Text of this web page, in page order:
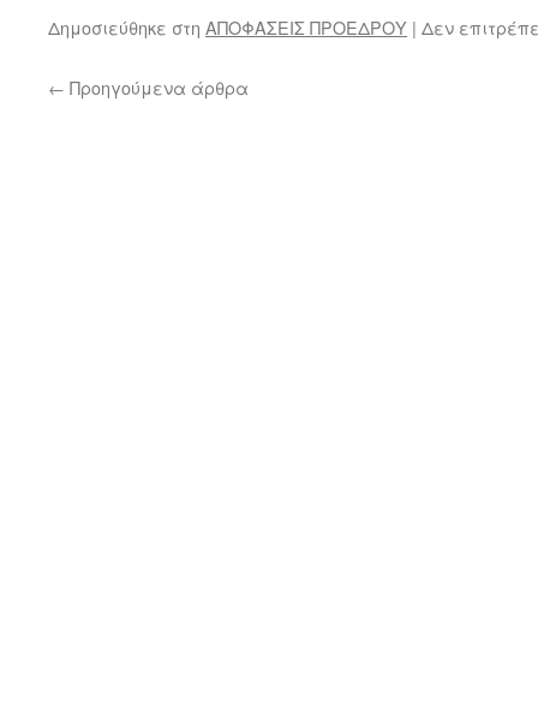
Δημοσιεύθηκε στη ΑΠΟΦΑΣΕΙΣ ΠΡΟΕΔΡΟΥ | Δεν
← Προηγούμενα άρθρα